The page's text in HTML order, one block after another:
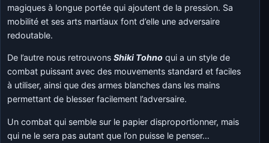
magiques à longue portée qui ajoutent de la pression. Sa
mobilité et ses arts martiaux font d’elle une adversaire
redoutable.
De l’autre nous retrouvonsShiki Tohno qui a un style de
combat puissant avec des mouvements standard et faciles
à utiliser, ainsi que des armes blanches dans les mains
permettant de blesser facilement l’adversaire.
Un combat qui semble sur le papier disproportionner, mais
qui ne le sera pas autant que l’on puisse le penser…